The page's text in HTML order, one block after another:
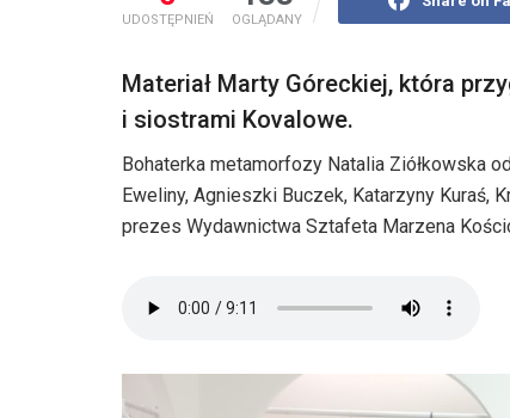
UDOSTĘPNIEŃ OGLĄDANY
Materiał Marty Góreckiej, która
i siostrami Kovalowe.
Bohaterka metamorfozy Natalia Ziółkowska
Eweliny, Agnieszki Buczek, Katarzyny Kuraś,
prezes Wydawnictwa Sztafeta Marzena